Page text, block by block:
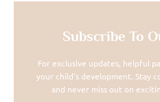
Subscribe To
For exclusive updates, helpful
your child's development. Stay
and never miss out on